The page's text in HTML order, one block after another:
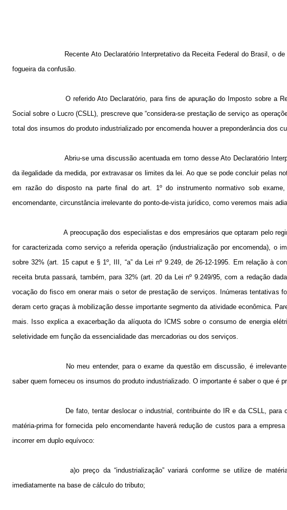
Recente Ato Declaratório Interpretativo da Receita Federal do Brasil, o
fogueira da confusão.
O referido Ato Declaratório, para fins de apuração do Imposto sobre a
Social sobre o Lucro (CSLL), prescreve que “considera-se prestação de serviço as
total dos insumos do produto industrializado por encomenda houver a preponderância dos
Abriu-se uma discussão acentuada em torno desse Ato Declaratório
da ilegalidade da medida, por extravasar os limites da lei. Ao que se pode concluir pelas
em razão do disposto na parte final do art. 1º do instrumento normativo sob
encomendante, circunstância irrelevante do ponto-de-vista jurídico, como veremos mais
A preocupação dos especialistas e dos empresários que optaram pelo
for caracterizada como serviço a referida operação (industrialização por encomenda), o
sobre 32% (art. 15 caput e § 1º, III, “a” da Lei nº 9.249, de 26-12-1995. Em relação à
receita bruta passará, também, para 32% (art. 20 da Lei nº 9.249/95, com a redação
vocação do fisco em onerar mais o setor de prestação de serviços. Inúmeras tentativas
deram certo graças à mobilização desse importante segmento da atividade econômica.
mais. Isso explica a exacerbação da alíquota do ICMS sobre o consumo de energia
seletividade em função da essencialidade das mercadorias ou dos serviços.
No meu entender, para o exame da questão em discussão, é
saber quem forneceu os insumos do produto industrializado. O importante é saber o que é
De fato, tentar deslocar o industrial, contribuinte do IR e da CSLL,
matéria-prima for fornecida pelo encomendante haverá redução de custos para a
incorrer em duplo equívoco:
a)o preço da “industrialização” variará conforme se utilize de
imediatamente na base de cálculo do tributo;